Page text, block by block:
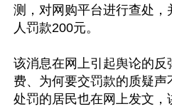
测，对网购平台进行查处
人罚款200元。
该消息在网上引起舆论的反
费、为何要交罚款的质疑
处罚的居民也在网上发文，